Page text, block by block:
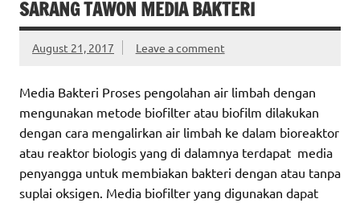
SARANG TAWON MEDIA BAKTERI
August 21, 2017 Leave a comment
Media Bakteri Proses pengolahan air limbah dengan
mengunakan metode biofilter atau biofilm dilakukan
dengan cara mengalirkan air limbah ke dalam bioreaktor
atau reaktor biologis yang di dalamnya terdapat media
penyangga untuk membiakan bakteri dengan atau tanpa
suplai oksigen. Media biofilter yang digunakan dapat